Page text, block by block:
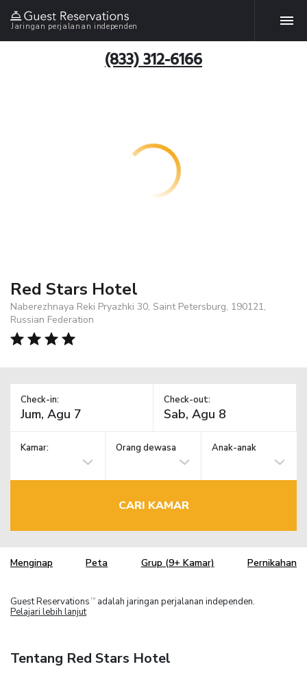
Jaringan perjalanan independen
(833) 312-6166
Red Stars Hotel
Naberezhnaya Reki Pryazhki 30, Saint Petersburg, 190121,
Russian Federation
Check-in: Check-out:
Kamar: Orang dewasa Anak-anak
CARI KAMAR
Menginap Peta Grup (9+ Kamar) Pernikahan
Guest Reservations TM
adalah jaringan perjalanan independen.
Pelajari lebih lanjut
Tentang Red Stars Hotel